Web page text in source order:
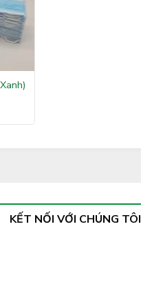
KẾT NỐI VỚI CHÚNG TÔI